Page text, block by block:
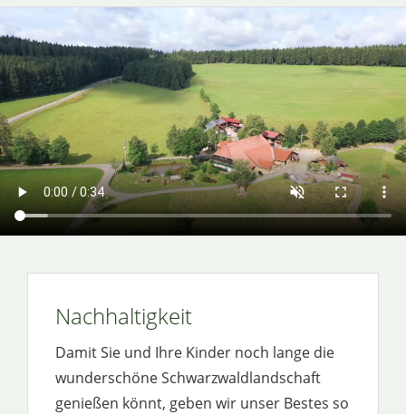
Nachhaltigkeit
Damit Sie und Ihre Kinder noch lange die
wunderschöne Schwarzwaldlandschaft
genießen könnt, geben wir unser Bestes so